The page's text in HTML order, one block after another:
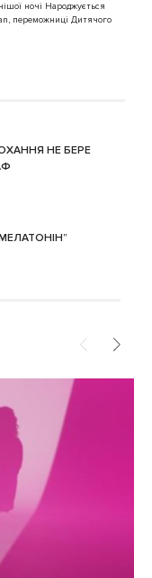
ночі Народжується
переможниці Дитячого
НЕ БЕРЕ